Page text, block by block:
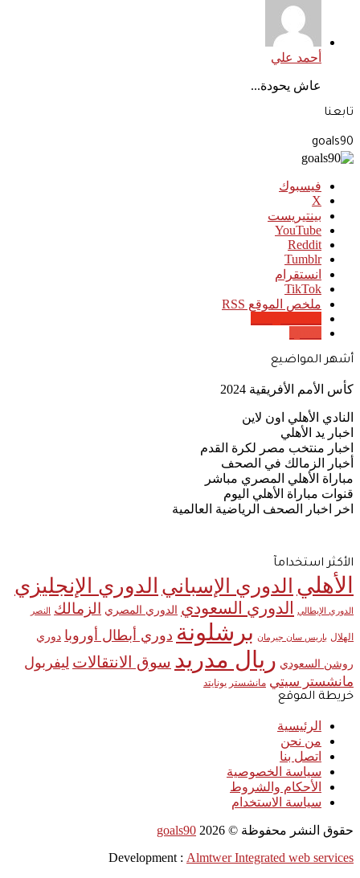
أحمد علي
عاش يحودة...
تابعنا
goals90
فيسبوك
‫X
بينتيريست
‫YouTube
انستقرام
‫TikTok
ملخص الموقع RSS
أشهر المواضيع
كأس الأمم الأفريقية 2024
النادي الأهلي اون لاين
اخبار يد الأهلي
اخبار منتخب مصر لكرة القدم
أخبار الزمالك في الصحف
مباراة الأهلي المصري مباشر
قنوات مباراة الأهلي اليوم
اخر اخبار الصحف الرياضية العالمية
الأكثر استخدامآ
الأهلي الدوري الإسباني الدوري الإنجليزي
الدوري الإيطالي الدوري السعودي الدوري المصري الزمالك النصر
الهلال باريس سان جيرمان برشلونة دوري أبطال أوروبا دوري
روشن السعودي ريال مدريد سوق الانتقالات ليفربول
مانشستر سيتي مانشستر يونايتد
خريطة الموقع
الرئيسية
من نحن
اتصل بنا
سياسة الخصوصية
الأحكام والشروط
سياسة الاستخدام
حقوق النشر محفوظة © goals90 2026
Development : Almtwer Integrated web services